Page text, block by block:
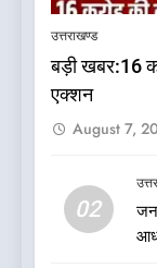
उत्तराखण्ड
बड़ी खबर:16
एक्शन
August 7,
02
6